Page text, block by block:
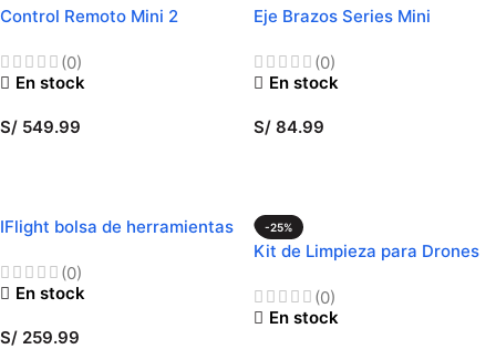
Control Remoto Mini 2
(0)
En stock
S/ 549.99
Eje Brazos Series Mini
(0)
En stock
S/ 84.99
IFlight bolsa de herramientas
(0)
En stock
S/ 259.99
-25%
Kit de Limpieza para Drones
(0)
En stock